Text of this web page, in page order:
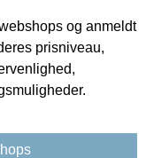
og anmeldt
prisniveau,